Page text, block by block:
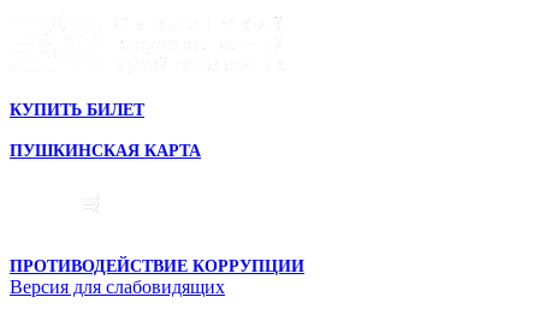
КУПИТЬ БИЛЕТ
ПУШКИНСКАЯ КАРТА
ПРОТИВОДЕЙСТВИЕ КОРРУПЦИИ
Версия для слабовидящих